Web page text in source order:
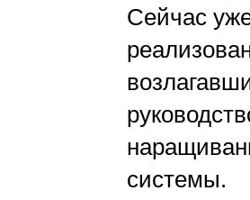
Сейчас
системы.